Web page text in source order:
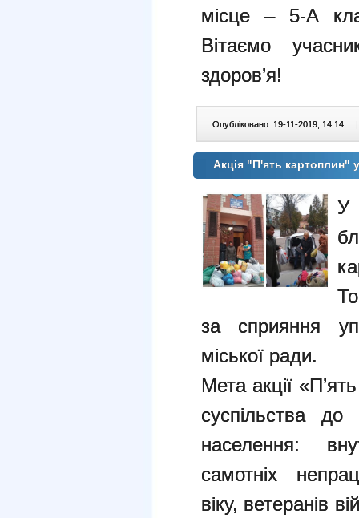
місце – 5-А
Вітаємо
здоров’я!
Опубліковано: 19-11-2019, 14:14 |
Акція "П'ять
У
за сприяння
міської ради.
Мета акції
суспільства до
населення:
самотніх
віку, ветеранів